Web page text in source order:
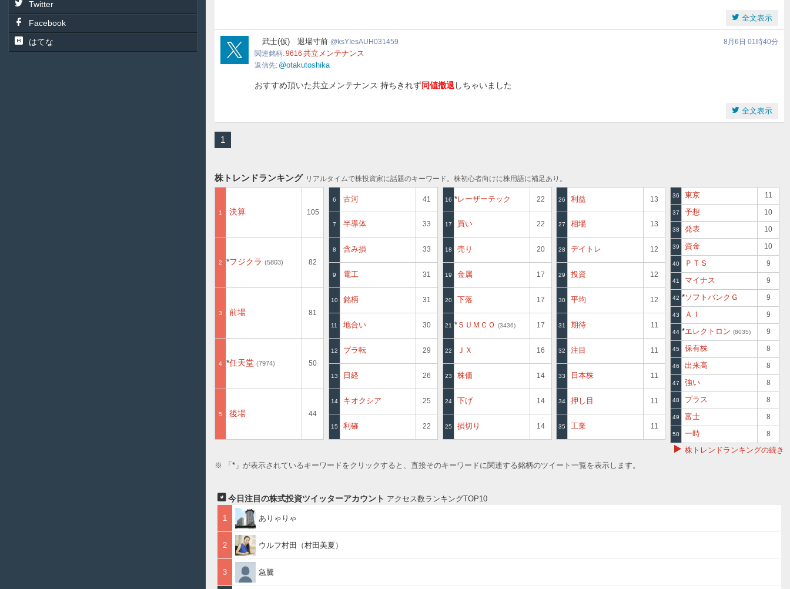
Twitter
Facebook
はてな
全文表示
ksYIesAUH031459
武士(仮) 退場寸前 ksYIesAUH031459
8月6日 01時40分
関連銘柄 9616 共立メンテナンス
返信先 @otakutoshika
おすすめ頂いた共立メンテナンス 持ちきれず同値撤退 しちゃいました
全文表示
1
株トレンドランキング リアルタイムで株投資家に話題のキーワード。株初心者向けに株用語に補足あり。
1 決算 105
2 フジクラ 5803 82
3 前場 81
4 任天堂 7974 50
5 後場 44
6 古河 41
7 半導体 33
8 含み損 33
9 電工 31
10 銘柄 31
11 地合い 30
12 プラ転 29
13 日経 26
14 キオクシア 25
15 利確 22
16 レーザーテック
6920
22
17 買い 22
18 売り 20
19 金属 17
20 下落 17
21 ＳＵＭＣＯ 3436 17
22 ＪＸ 16
23 株価 14
24 下げ 14
25 損切り 14
26 利益 13
27 相場 13
28 デイトレ 12
29 投資 12
30 平均 12
31 期待 11
32 注目 11
33 日本株 11
34 押し目 11
35 工業 11
36 東京 11
37 予想 10
38 発表 10
39 資金 10
40 ＰＴＳ 9
41 マイナス 9
42 ソフトバンクＧ
9984
9
43 ＡＩ 9
44 エレクトロン 8035 9
45 保有株 8
46 出来高 8
47 強い 8
48 プラス 8
49 富士 8
50 一時 8
株トレンドランキングの続き
※ 「*」が表示されているキーワードをクリックすると、直接そのキーワードに関連する銘柄のツイート一覧を表示します。
今日注目の株式投資ツイッターアカウント アクセス数ランキングTOP10
1 ありゃりゃ
2 ウルフ村田（村田美夏）
3 急騰